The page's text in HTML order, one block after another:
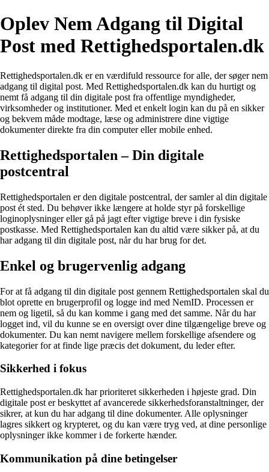
Oplev Nem Adgang til Digital
Post med Rettighedsportalen.dk
Rettighedsportalen.dk er en værdifuld ressource for alle, der søger nem
adgang til digital post. Med Rettighedsportalen.dk kan du hurtigt og
nemt få adgang til din digitale post fra offentlige myndigheder,
virksomheder og institutioner. Med et enkelt login kan du på en sikker
og bekvem måde modtage, læse og administrere dine vigtige
dokumenter direkte fra din computer eller mobile enhed.
Rettighedsportalen – Din digitale
postcentral
Rettighedsportalen er den digitale postcentral, der samler al din digitale
post ét sted. Du behøver ikke længere at holde styr på forskellige
loginoplysninger eller gå på jagt efter vigtige breve i din fysiske
postkasse. Med Rettighedsportalen kan du altid være sikker på, at du
har adgang til din digitale post, når du har brug for det.
Enkel og brugervenlig adgang
For at få adgang til din digitale post gennem Rettighedsportalen skal du
blot oprette en brugerprofil og logge ind med NemID. Processen er
nem og ligetil, så du kan komme i gang med det samme. Når du har
logget ind, vil du kunne se en oversigt over dine tilgængelige breve og
dokumenter. Du kan nemt navigere mellem forskellige afsendere og
kategorier for at finde lige præcis det dokument, du leder efter.
Sikkerhed i fokus
Rettighedsportalen.dk har prioriteret sikkerheden i højeste grad. Din
digitale post er beskyttet af avancerede sikkerhedsforanstaltninger, der
sikrer, at kun du har adgang til dine dokumenter. Alle oplysninger
lagres sikkert og krypteret, og du kan være tryg ved, at dine personlige
oplysninger ikke kommer i de forkerte hænder.
Kommunikation på dine betingelser